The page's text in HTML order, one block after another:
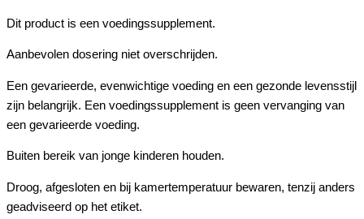
Dit product is een voedingssupplement.
Aanbevolen dosering niet overschrijden.
Een gevarieerde, evenwichtige voeding en een gezonde levensstijl
zijn belangrijk. Een voedingssupplement is geen vervanging van
een gevarieerde voeding.
Buiten bereik van jonge kinderen houden.
Droog, afgesloten en bij kamertemperatuur bewaren, tenzij anders
geadviseerd op het etiket.